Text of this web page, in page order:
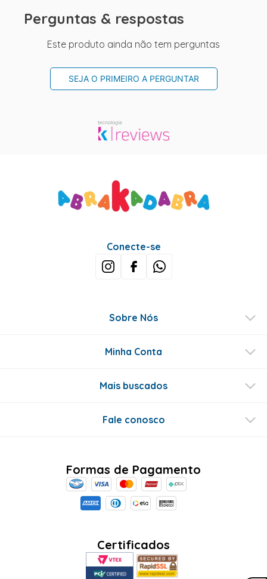
Perguntas & respostas
Este produto ainda não tem perguntas
SEJA O PRIMEIRO A PERGUNTAR
Conecte-se
Sobre Nós
Minha Conta
Mais buscados
Fale conosco
Formas de Pagamento
Certificados